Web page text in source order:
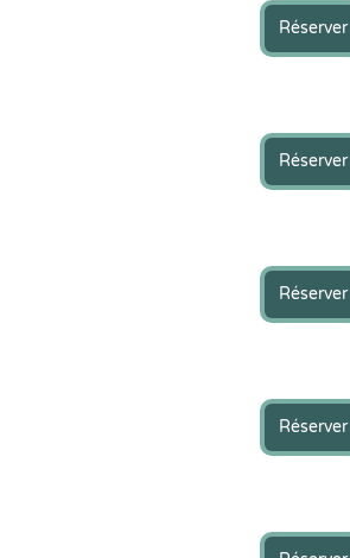
Réserver
Réserver
Réserver
Réserver